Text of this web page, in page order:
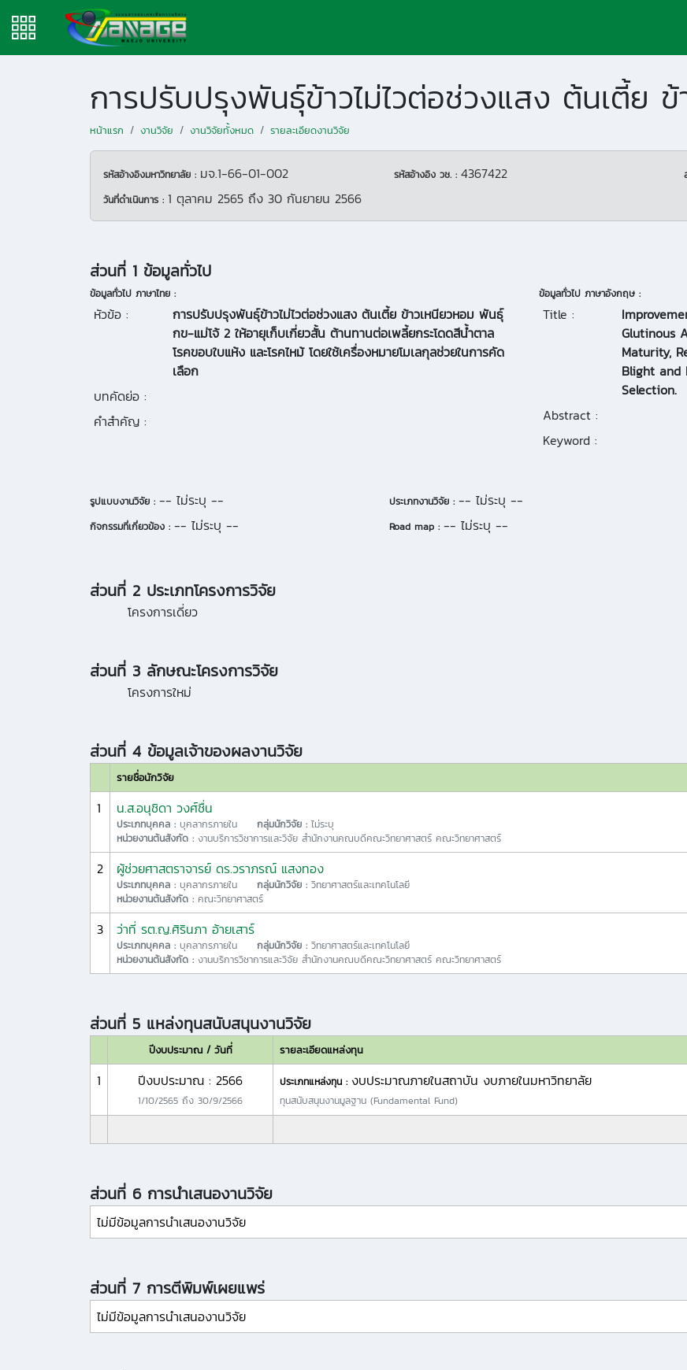
หน้าแรก งานวิจัย งานวิจัยทั้งหมด รายละเอียดงานวิจัย
รหัสอ้างอิงมหาวิทยาลัย : มจ.1-66-01-002 รหัสอ้างอิง วช. : 4367422
วันที่ดำเนินการ : 1 ตุลาคม 2565 ถึง 30 กันยายน 2566
ส่วนที่ 1 ข้อมูลทั่วไป
ข้อมูลทั่วไป ภาษาไทย :
หัวข้อ :
การปรับปรุงพันธุ์ข้าวไม่ไวต่อช่วงแสง ต้นเตี้ย ข้าวเหนียวหอม พันธุ์
กข-แม่โจ้ 2 ให้อายุเก็บเกี่ยวสั้น ต้านทานต่อเพลี้ยกระโดดสีน้ำตาล
โรคขอบใบแห้ง และโรคไหม้ โดยใช้เครื่องหมายโมเลกุลช่วยในการคัด
เลือก
บทคัดย่อ :
คำสำคัญ :
ข้อมูลทั่วไป ภาษาอังกฤษ :
Title :
Glutinous
Maturity,
Blight and
Selection.
Abstract :
Keyword :
รูปแบบงานวิจัย : -- ไม่ระบุ -- ประเภทงานวิจัย : -- ไม่ระบุ --
กิจกรรมที่เกี่ยวข้อง : -- ไม่ระบุ -- Road map : -- ไม่ระบุ --
ส่วนที่ 2 ประเภทโครงการวิจัย
โครงการเดี่ยว
ส่วนที่ 3 ลักษณะโครงการวิจัย
โครงการใหม่
ส่วนที่ 4 ข้อมูลเจ้าของผลงานวิจัย
รายชื่อนักวิจัย
1 น.ส.อนุชิดา วงศ์ชื่น
ประเภทบุคคล : บุคลากรภายใน กลุ่มนักวิจัย : ไม่ระบุ
หน่วยงานต้นสังกัด : งานบริการวิชาการและวิจัย สำนักงานคณบดีคณะวิทยาศาสตร์ คณะวิทยาศาสตร์
2 ผู้ช่วยศาสตราจารย์ ดร.วราภรณ์ แสงทอง
ประเภทบุคคล : บุคลากรภายใน กลุ่มนักวิจัย : วิทยาศาสตร์และเทคโนโลยี
หน่วยงานต้นสังกัด : คณะวิทยาศาสตร์
3 ว่าที่ รต.ญ.ศิรินภา อ้ายเสาร์
ประเภทบุคคล : บุคลากรภายใน กลุ่มนักวิจัย : วิทยาศาสตร์และเทคโนโลยี
หน่วยงานต้นสังกัด : งานบริการวิชาการและวิจัย สำนักงานคณบดีคณะวิทยาศาสตร์ คณะวิทยาศาสตร์
ส่วนที่ 5 แหล่งทุนสนับสนุนงานวิจัย
ปีงบประมาณ / วันที่ รายละเอียดแหล่งทุน
1 ปีงบประมาณ : 2566
1/10/2565 ถึง 30/9/2566
ประเภทแหล่งทุน : งบประมาณภายในสถาบัน งบภายในมหาวิทยาลัย
ทุนสนับสนุนงานมูลฐาน (Fundamental Fund)
ส่วนที่ 6 การนำเสนองานวิจัย
ไม่มีข้อมูลการนำเสนองานวิจัย
ส่วนที่ 7 การตีพิมพ์เผยแพร่
ไม่มีข้อมูลการนำเสนองานวิจัย